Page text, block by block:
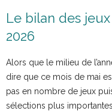
Le bilan des
2026
Alors que le milieu de
dire que ce mois de mai
pas en nombre de jeux
sélections plus